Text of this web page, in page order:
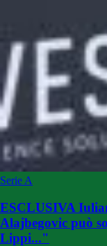
Serie A
ESCLUSIVA
Alajbegovic può
Lippi..."